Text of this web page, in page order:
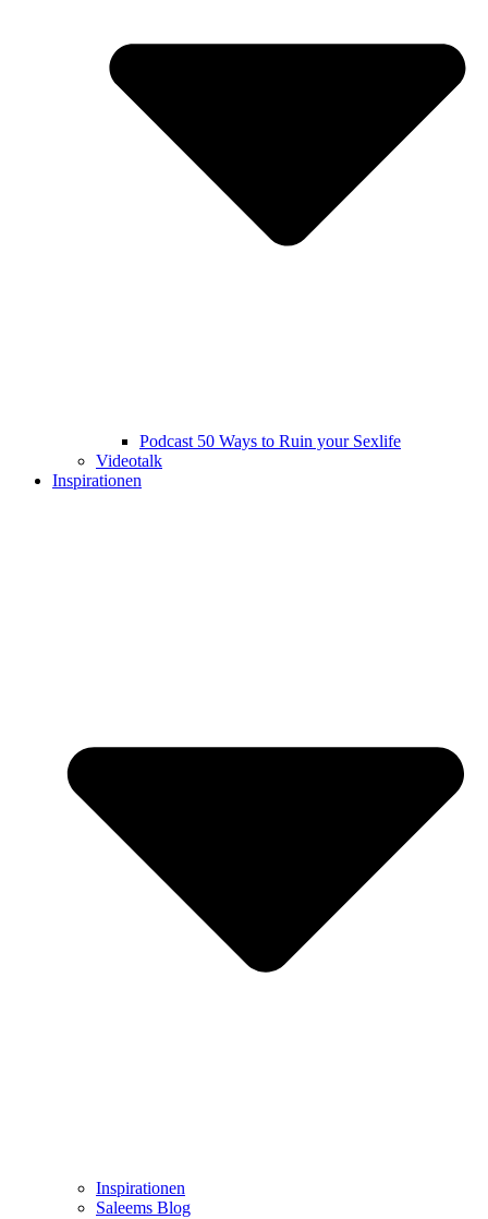
Podcast 50 Ways to Ruin your Sexlife
Videotalk
Inspirationen
Inspirationen
Saleems Blog